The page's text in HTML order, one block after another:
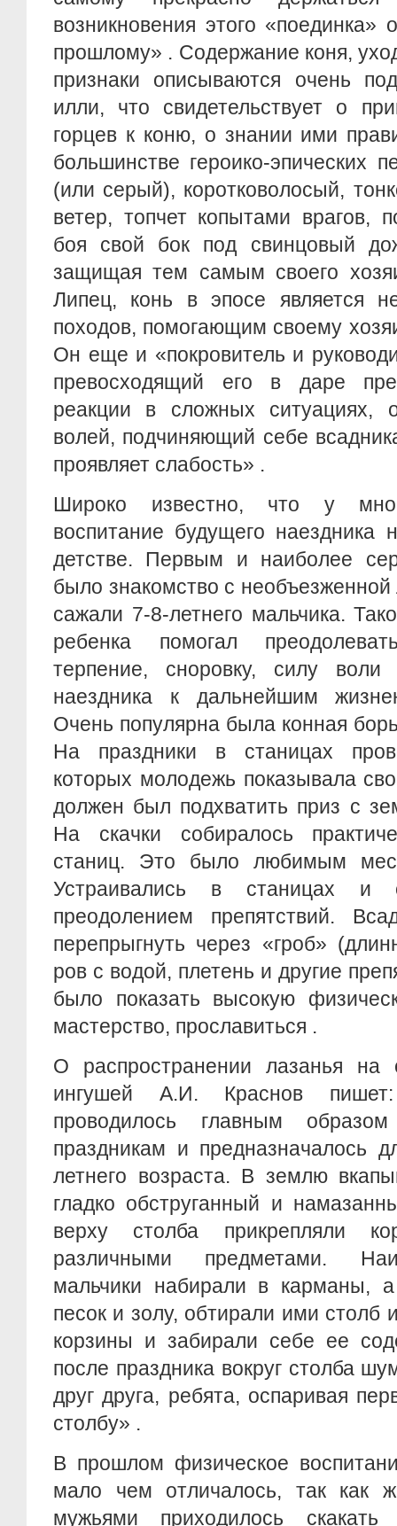
возникновения этого «поединка»
прошлому» . Содержание коня,
признаки описываются очень
илли, что свидетельствует о
горцев к коню, о знании ими
большинстве героико-эпических
(или серый), коротковолосый,
ветер, топчет копытами врагов,
боя свой бок под свинцовый
защищая тем самым своего
Липец, конь в эпосе является
походов, помогающим своему
Он еще и «покровитель и
превосходящий его в даре
реакции в сложных ситуациях,
волей, подчиняющий себе
проявляет слабость» .
Широко известно, что у
воспитание будущего наездника
детстве. Первым и наиболее
было знакомство с
сажали 7-8-летнего мальчика.
ребенка помогал
терпение, сноровку, силу воли
наездника к дальнейшим
Очень популярна была конная
На праздники в станицах
которых молодежь показывала
должен был подхватить приз с
На скачки собиралось
станиц. Это было любимым
Устраивались в станицах и
преодолением препятствий.
перепрыгнуть через «гроб»
ров с водой, плетень и другие
было показать высокую
мастерство, прославиться .
О распространении лазанья
ингушей А.И. Краснов
проводилось главным
праздникам и предназначалось
летнего возраста. В землю
гладко обструганный и
верху столба прикрепляли
различными предметами.
мальчики набирали в карманы,
песок и золу, обтирали ими столб
корзины и забирали себе ее
после праздника вокруг столба
друг друга, ребята, оспаривая
столбу» .
В прошлом физическое
мало чем отличалось, так как
мужьями приходилось